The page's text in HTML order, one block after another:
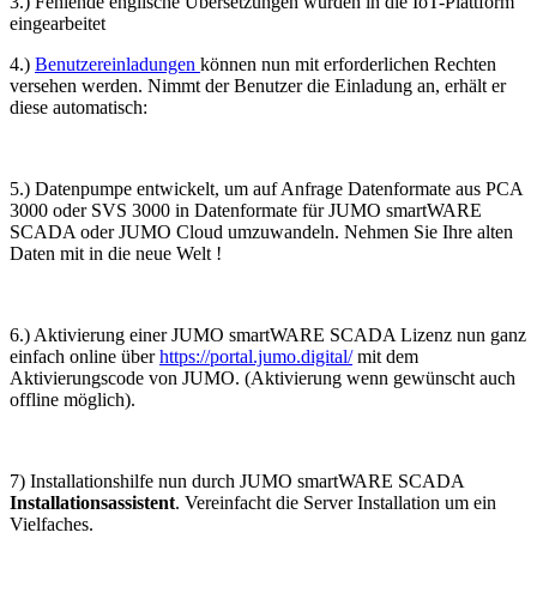
eingearbeitet
4.) Benutzereinladungen können nun mit erforderlichen Rechten
versehen werden. Nimmt der Benutzer die Einladung an, erhält er
diese automatisch:
5.) Datenpumpe entwickelt, um auf Anfrage Datenformate aus PCA
3000 oder SVS 3000 in Datenformate für JUMO smartWARE
SCADA oder JUMO Cloud umzuwandeln. Nehmen Sie Ihre alten
Daten mit in die neue Welt !
6.) Aktivierung einer JUMO smartWARE SCADA Lizenz nun ganz
einfach online überhttps://portal.jumo.digital/mit dem
Aktivierungscode von JUMO. (Aktivierung wenn gewünscht auch
offline möglich).
7) Installationshilfe nun durch JUMO smartWARE SCADA
Installationsassistent. Vereinfacht die Server Installation um ein
Vielfaches.